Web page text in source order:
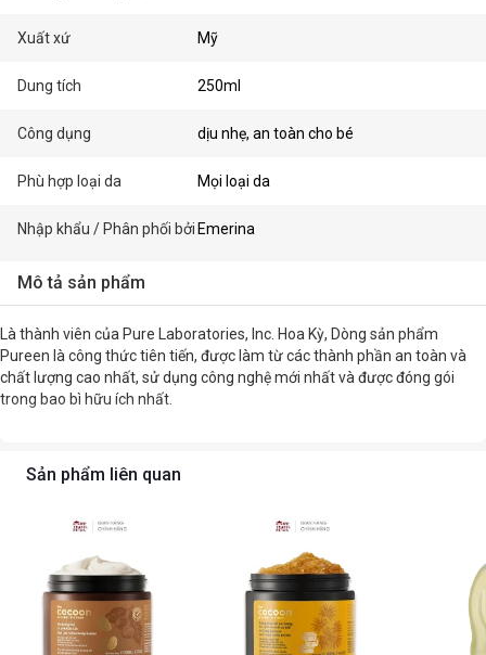
Xuất xứ Mỹ
Dung tích 250ml
Công dụng dịu nhẹ, an toàn cho bé
Phù hợp loại da Mọi loại da
Nhập khẩu / Phân phối bởi Emerina
Mô tả sản phẩm
Là thành viên của Pure Laboratories, Inc. Hoa Kỳ, Dòng sản phẩm
Pureen là công thức tiên tiến, được làm từ các thành phần an toàn và
chất lượng cao nhất, sử dụng công nghệ mới nhất và được đóng gói
trong bao bì hữu ích nhất.
Sản phẩm liên quan